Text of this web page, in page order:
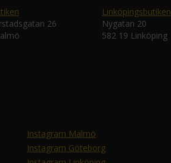
26
Linköpingsbutiken
Nygatan 20
582 19 Linköping
Instagram Malmö
Instagram Göteborg